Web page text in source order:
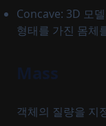
Concave: 3D 모
형태를 가진 몸체
Mass
객체의 질량을 지